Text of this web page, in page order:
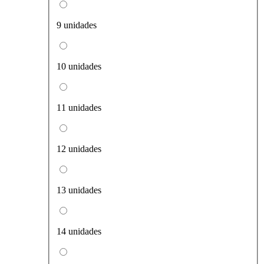
9 unidades
10 unidades
11 unidades
12 unidades
13 unidades
14 unidades